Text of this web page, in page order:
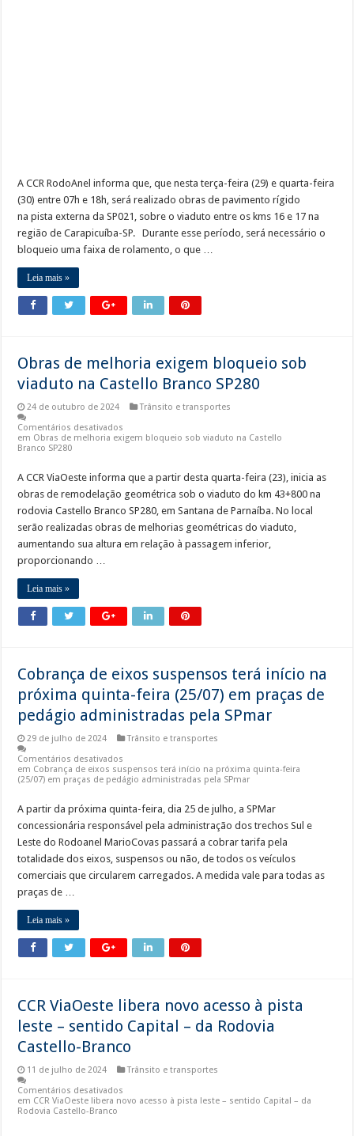
A CCR RodoAnel informa que, que nesta terça-feira (29) e quarta-feira
(30) entre 07h e 18h, será realizado obras de pavimento rígido
na pista externa da SP021, sobre o viaduto entre os kms 16 e 17 na
região de Carapicuíba-SP. Durante esse período, será necessário o
bloqueio uma faixa de rolamento, o que …
Leia mais »
Obras de melhoria exigem bloqueio sob
viaduto na Castello Branco SP280
24 de outubro de 2024
Trânsito e transportes
Comentários desativados
em Obras de melhoria exigem bloqueio sob viaduto na Castello
Branco SP280
A CCR ViaOeste informa que a partir desta quarta-feira (23), inicia as
obras de remodelação geométrica sob o viaduto do km 43+800 na
rodovia Castello Branco SP280, em Santana de Parnaíba. No local
serão realizadas obras de melhorias geométricas do viaduto,
aumentando sua altura em relação à passagem inferior,
proporcionando …
Leia mais »
Cobrança de eixos suspensos terá início na
próxima quinta-feira (25/07) em praças de
pedágio administradas pela SPmar
29 de julho de 2024
Trânsito e transportes
Comentários desativados
em Cobrança de eixos suspensos terá início na próxima quinta-feira
(25/07) em praças de pedágio administradas pela SPmar
A partir da próxima quinta-feira, dia 25 de julho, a SPMar
concessionária responsável pela administração dos trechos Sul e
Leste do Rodoanel MarioCovas passará a cobrar tarifa pela
totalidade dos eixos, suspensos ou não, de todos os veículos
comerciais que circularem carregados. A medida vale para todas as
praças de …
Leia mais »
CCR ViaOeste libera novo acesso à pista
leste – sentido Capital – da Rodovia
Castello-Branco
11 de julho de 2024
Trânsito e transportes
Comentários desativados
em CCR ViaOeste libera novo acesso à pista leste – sentido Capital – da
Rodovia Castello-Branco